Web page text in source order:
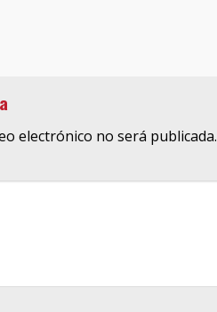
electrónico no será publicada.